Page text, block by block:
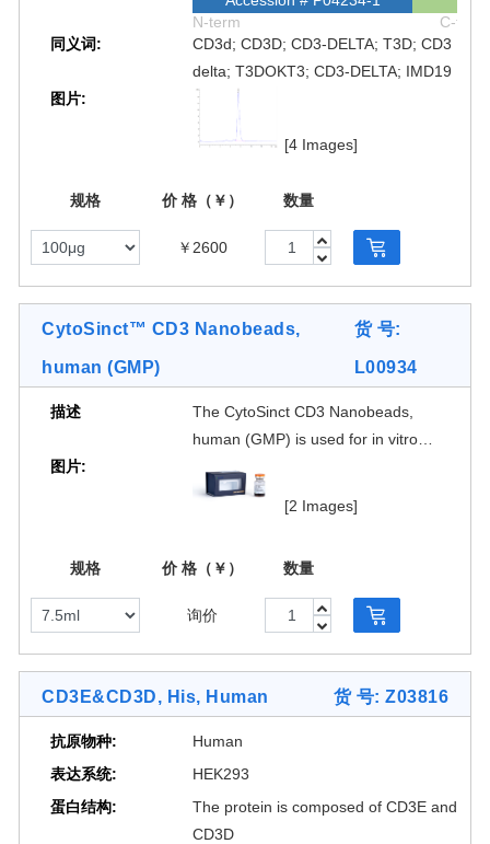
N-term
C-term
同义词:
CD3d; CD3D; CD3-DELTA; T3D; CD3
delta; T3DOKT3; CD3-DELTA; IMD19
图片:
[4 Images]
规格 价 格（￥） 数量
￥2600
CytoSinct™ CD3 Nanobeads,
human (GMP)
货 号:
L00934
描述
The CytoSinct CD3 Nanobeads,
human (GMP) is used for in vitro
fresh or frozen peripheral blood
suspension based on the surface
expression of human CD3. Due to the
nanoscale structure of the CytoSinct
CD3 Nanobeads, human (GMP), the
excess reagent can be removed by
centrifugation or conventional
supernatant replacement.
图片:
[2 Images]
规格 价 格（￥） 数量
询价
CD3E&CD3D, His, Human 货 号: Z03816
抗原物种:
Human
表达系统:
HEK293
蛋白结构:
The protein is composed of CD3E and
CD3D